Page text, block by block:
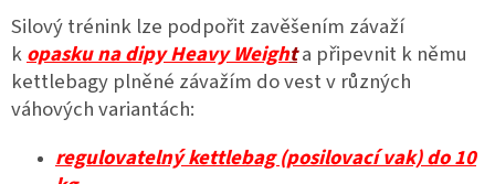
Silový trénink lze podpořit zavěšením závaží
kopasku na dipy Heavy Weighta připevnit k němu
kettlebagy plněné závažím do vest v různých
váhových variantách:
regulovatelný kettlebag (posilovací vak) do 10